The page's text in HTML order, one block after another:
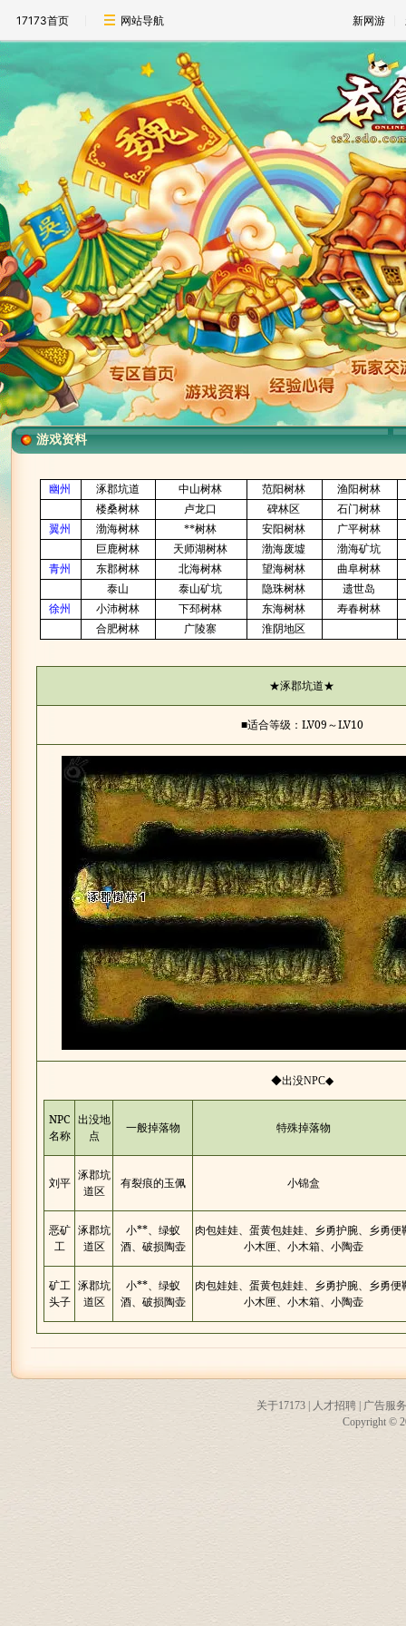
17173首页 网站导航 新网游
游戏资料
幽州 涿郡坑道 中山树林 范阳树林
渔阳树林
楼桑树林
卢龙口 碑林区
石门树林
翼州
渤海树林 **树林 安阳树林
广平树林
巨鹿树林
天师湖树林 渤海废墟
渤海矿坑
青州
东郡树林 北海树林 望海树林
曲阜树林
泰山
泰山矿坑 隐珠树林
遗世岛
徐州
小沛树林 下邳树林 东海树林
寿春树林
合肥树林
广陵寨 淮阴地区
★涿郡坑道★
■适合等级： LV09～LV10
◆出没NPC◆
NPC
名称
出没地
点
一般掉落物 特殊掉落物
刘平
涿郡坑
道区
有裂痕的玉佩 小锦盒
恶矿
工
涿郡坑
道区
小**、绿蚁
酒、破损陶壶
肉包娃娃、蛋黄包娃娃、乡勇护腕、乡勇便
小木匣、小木箱、小陶壶
矿工
头子
涿郡坑
道区
小**、绿蚁
酒、破损陶壶
肉包娃娃、蛋黄包娃娃、乡勇护腕、乡勇便
小木匣、小木箱、小陶壶
关于17173 人才招聘
广告服务
Copyright ©